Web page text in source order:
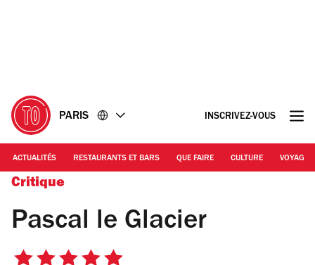
PARIS INSCRIVEZ-VOUS
ACTUALITÉS RESTAURANTS ET BARS QUE FAIRE CULTURE VOYAGE
Critique
Pascal le Glacier